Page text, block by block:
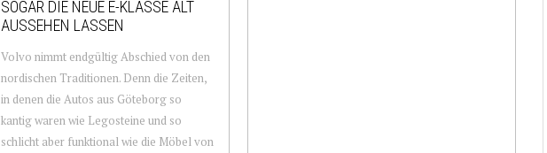
SOGAR DIE NEUE E-KLASSE ALT
AUSSEHEN LASSEN
Volvo nimmt endgültig Abschied von den
nordischen Traditionen. Denn die Zeiten,
in denen die Autos aus Göteborg so
kantig waren wie Legosteine und so
schlicht aber funktional wie die Möbel von